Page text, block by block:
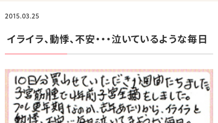
2015.03.25
イライラ、動悸、不安・・・泣いているような毎日